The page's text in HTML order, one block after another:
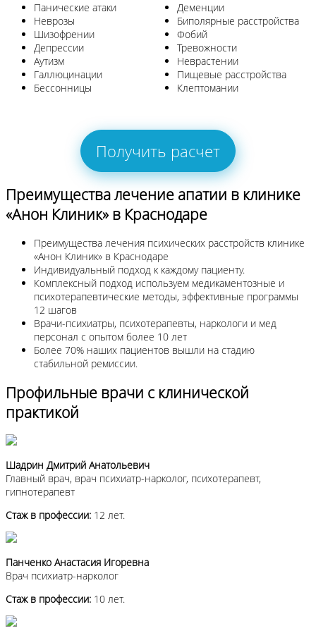
Панические атаки
Неврозы
Шизофрении
Депрессии
Аутизм
Галлюцинации
Бессонницы
Деменции
Биполярные расстройства
Фобий
Тревожности
Неврастении
Пищевые расстройства
Клептомании
Получить расчет
Преимущества лечение апатии в клинике
«Анон Клиник» в Краснодаре
Преимущества лечения психических расстройств клинике
«Анон Клиник» в Краснодаре
Индивидуальный подход к каждому пациенту.
Комплексный подход используем медикаментозные и
психотерапевтические методы, эффективные программы
12 шагов
Врачи-психиатры, психотерапевты, наркологи и мед
персонал с опытом более 10 лет
Более 70% наших пациентов вышли на стадию
стабильной ремиссии.
Профильные врачи с клинической
практикой
Шадрин Дмитрий Анатольевич
Главный врач, врач психиатр-нарколог, психотерапевт,
гипнотерапевт
Стаж в профессии: 12 лет.
Панченко Анастасия Игоревна
Врач психиатр-нарколог
Стаж в профессии: 10 лет.